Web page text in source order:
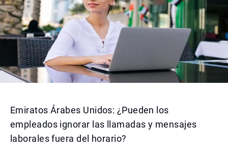
Emiratos Árabes Unidos: ¿Pueden los
empleados ignorar las llamadas y mensajes
laborales fuera del horario?